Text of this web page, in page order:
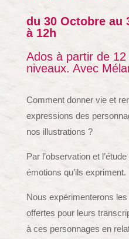
du 30 Octobre au
à 12h
Ados à partir de
niveaux. Avec
Comment donner vie et
expressions des
nos illustrations ?
Par l’observation et
émotions qu’ils expriment.
Nous expérimenterons
offertes pour leurs
à ces personnages en